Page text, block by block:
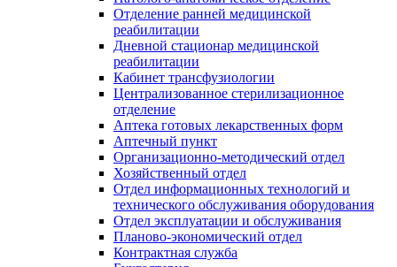
Отделение ранней медицинской
реабилитации
Дневной стационар медицинской
реабилитации
Кабинет трансфузиологии
Централизованное стерилизационное
отделение
Аптека готовых лекарственных форм
Аптечный пункт
Организационно-методический отдел
Хозяйственный отдел
Отдел информационных технологий и
технического обслуживания оборудования
Отдел эксплуатации и обслуживания
Планово-экономический отдел
Контрактная служба